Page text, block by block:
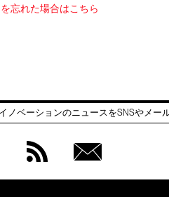
忘れた場合はこちら
ノベーションのニュースをSNSやメー
会員